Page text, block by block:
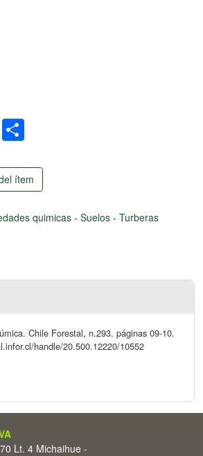
WhatsApp
ítem
quimicas- Suelos - Turberas
Chile Forestal, n.293. páginas 09-10.
handle/20.500.12220/10552
Lt. 4 Michaihue -